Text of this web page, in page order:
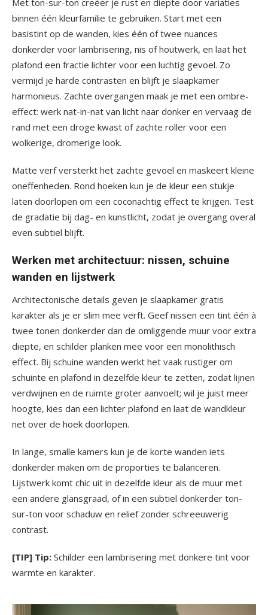
Met ton-sur-ton creëer je rust en diepte door variaties
binnen één kleurfamilie te gebruiken. Start met een
basistint op de wanden, kies één of twee nuances
donkerder voor lambrisering, nis of houtwerk, en laat het
plafond een fractie lichter voor een luchtig gevoel. Zo
vermijd je harde contrasten en blijft je slaapkamer
harmonieus. Zachte overgangen maak je met een ombre-
effect: werk nat-in-nat van licht naar donker en vervaag de
rand met een droge kwast of zachte roller voor een
wolkerige, dromerige look.
Matte verf versterkt het zachte gevoel en maskeert kleine
oneffenheden. Rond hoeken kun je de kleur een stukje
laten doorlopen om een coconachtig effect te krijgen. Test
de gradatie bij dag- en kunstlicht, zodat je overgang overal
even subtiel blijft.
Werken met architectuur: nissen, schuine
wanden en lijstwerk
Architectonische details geven je slaapkamer gratis
karakter als je er slim mee verft. Geef nissen een tint één à
twee tonen donkerder dan de omliggende muur voor extra
diepte, en schilder planken mee voor een monolithisch
effect. Bij schuine wanden werkt het vaak rustiger om
schuinte en plafond in dezelfde kleur te zetten, zodat lijnen
verdwijnen en de ruimte groter aanvoelt; wil je juist meer
hoogte, kies dan een lichter plafond en laat de wandkleur
net over de hoek doorlopen.
In lange, smalle kamers kun je de korte wanden iets
donkerder maken om de proporties te balanceren.
Lijstwerk komt chic uit in dezelfde kleur als de muur met
een andere glansgraad, of in een subtiel donkerder ton-
sur-ton voor schaduw en relief zonder schreeuwerig
contrast.
[TIP] Tip: Schilder een lambrisering met donkere tint voor
warmte en karakter.